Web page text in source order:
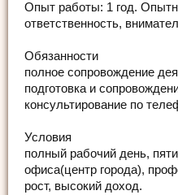
Опыт работы: 1 год.
ответственность,
Обязанности
полное сопровождение
подготовка и
консультирование по
Условия
полный рабочий день,
офиса(центр города),
рост, высокий доход.